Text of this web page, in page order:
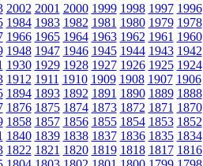
2002 2001 2000 1999 1998 1997 1996
1984 1983 1982 1981 1980 1979 1978
1966 1965 1964 1963 1962 1961 1960
1948 1947 1946 1945 1944 1943 1942
1930 1929 1928 1927 1926 1925 1924
1912 1911 1910 1909 1908 1907 1906
1894 1893 1892 1891 1890 1889 1888
1876 1875 1874 1873 1872 1871 1870
1858 1857 1856 1855 1854 1853 1852
1840 1839 1838 1837 1836 1835 1834
1822 1821 1820 1819 1818 1817 1816